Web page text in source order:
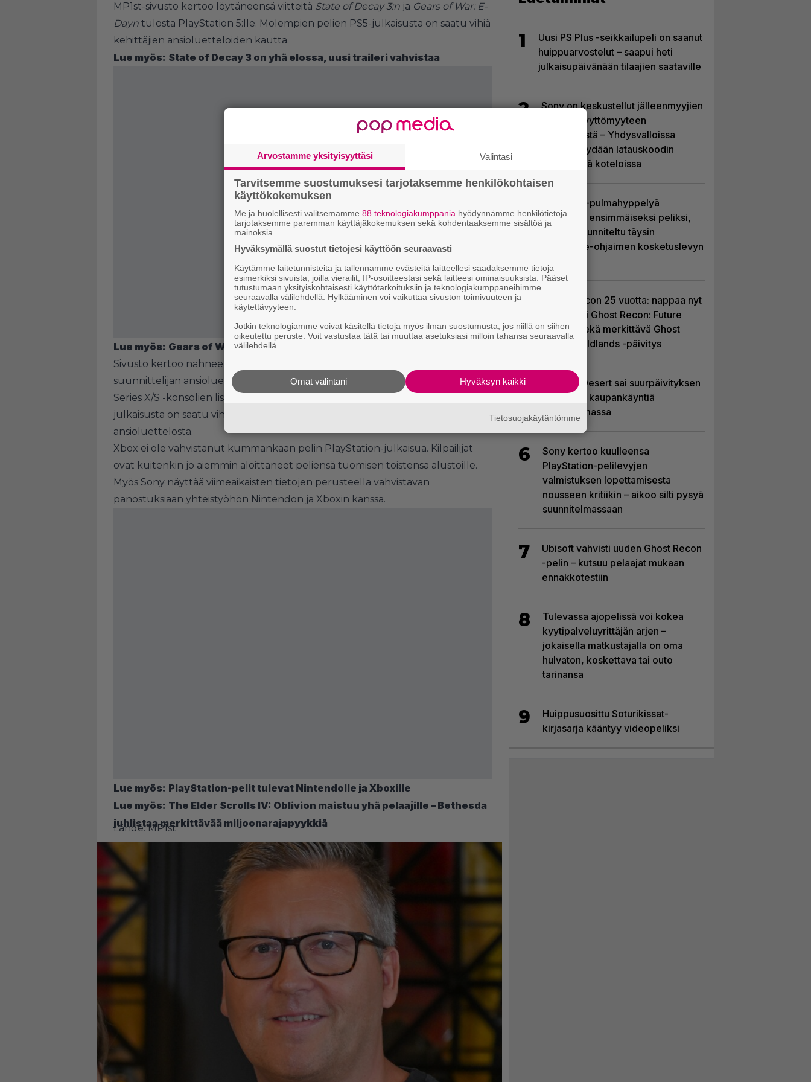
MP1st-sivusto kertoo löytäneensä viitteitä State of Decay 3:n ja Gears of War: E-
Dayn tulosta PlayStation 5:lle. Molempien pelien PS5-julkaisusta on saatu vihiä
kehittäjien ansioluetteloiden kautta.
Lue myös: State of Decay 3 on yhä elossa, uusi traileri vahvistaa
Lue myös: Gears of War: E-Day vie pelaajat sarjan syntyhetkiin
Sivusto kertoo nähneensä
suunnittelijan ansioluettelon, jossa pelin mainitaan ilmestyvän pc:n ja Xbox
Series X/S -konsolien lisäksi myös PS5:lle. Myös
julkaisusta on saatu vihiä Undead Labs -studiossa työskentelevän kehittäjän
ansioluettelosta.
Xbox ei ole vahvistanut kummankaan pelin PlayStation-julkaisua. Kilpailijat
ovat kuitenkin jo aiemmin aloittaneet peliensä tuomisen toistensa alustoille.
Myös Sony näyttää viimeaikaisten tietojen perusteella vahvistavan
panostuksiaan yhteistyöhön Nintendon ja Xboxin kanssa.
Lue myös: PlayStation-pelit tulevat Nintendolle ja Xboxille
Lue myös: The Elder Scrolls IV: Oblivion maistuu yhä pelaajille – Bethesda
juhlistaa merkittävää miljoonarajapyykkiä
Lähde:MP1st
1
Uusi PS Plus -seikkailupeli on saanut
huippuarvostelut – saapui heti
julkaisupäivänään tilaajien saataville
2
Sony on keskustellut jälleenmyyjien
kanssa levyttömyyteen
siirtymisestä – Yhdysvalloissa
pelejä myydään latauskoodin
sisältävissä koteloissa
3
Uutta PS5-pulmahyppelyä
kuvaillaan ensimmäiseksi peliksi,
joka on suunniteltu täysin
DualSense-ohjaimen kosketuslevyn
4
Ghost Recon 25 vuotta: nappaa nyt
ilmaiseksi Ghost Recon: Future
Soldier sekä merkittävä Ghost
Recon Wildlands -päivitys
5
Crimson Desert sai suurpäivityksen
– uudistaa kaupankäyntiä
pelimaailmassa
6
Sony kertoo kuulleensa
PlayStation-pelilevyjen
valmistuksen lopettamisesta
nousseen kritiikin – aikoo silti pysyä
suunnitelmassaan
7
Ubisoft vahvisti uuden Ghost Recon
-pelin – kutsuu pelaajat mukaan
ennakkotestiin
8
Tulevassa ajopelissä voi kokea
kyytipalveluyrittäjän arjen –
jokaisella matkustajalla on oma
hulvaton, koskettava tai outo
tarinansa
9
Huippusuosittu Soturikissat-
kirjasarja kääntyy videopeliksi
Arvostamme yksityisyyttäsi Valintasi
Tarvitsemme suostumuksesi tarjotaksemme henkilökohtaisen
käyttökokemuksen
Me ja huolellisesti valitsemamme 88 teknologiakumppania hyödynnämme henkilötietoja
tarjotaksemme paremman käyttäjäkokemuksen sekä kohdentaaksemme sisältöä ja
mainoksia.
Hyväksymällä suostut tietojesi käyttöön seuraavasti
Käytämme laitetunnisteita ja tallennamme evästeitä laitteellesi saadaksemme tietoja
esimerkiksi sivuista, joilla vierailit, IP-osoitteestasi sekä laitteesi ominaisuuksista. Pääset
tutustumaan yksityiskohtaisesti käyttötarkoituksiin ja teknologiakumppaneihimme
seuraavalla välilehdellä. Hylkääminen voi vaikuttaa sivuston toimivuuteen ja
käytettävyyteen.
Jotkin teknologiamme voivat käsitellä tietoja myös ilman suostumusta, jos niillä on siihen
oikeutettu peruste. Voit vastustaa tätä tai muuttaa asetuksiasi milloin tahansa seuraavalla
välilehdellä.
Hyväksyn kaikki
Omat valintani
Tietosuojakäytäntömme